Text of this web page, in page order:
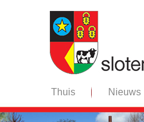
Thuis Nieuws